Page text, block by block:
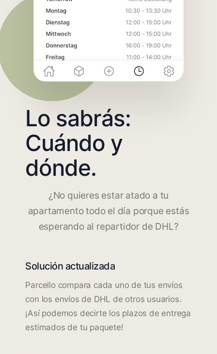
Lo sabrás:
Cuándo y
dónde.
¿No quieres estar atado a tu
apartamento todo el día porque estás
esperando al repartidor de DHL?
Solución actualizada
Parcello compara cada uno de tus envíos
con los envíos de DHL de otros usuarios.
¡Así podemos decirte los plazos de entrega
estimados de tu paquete!